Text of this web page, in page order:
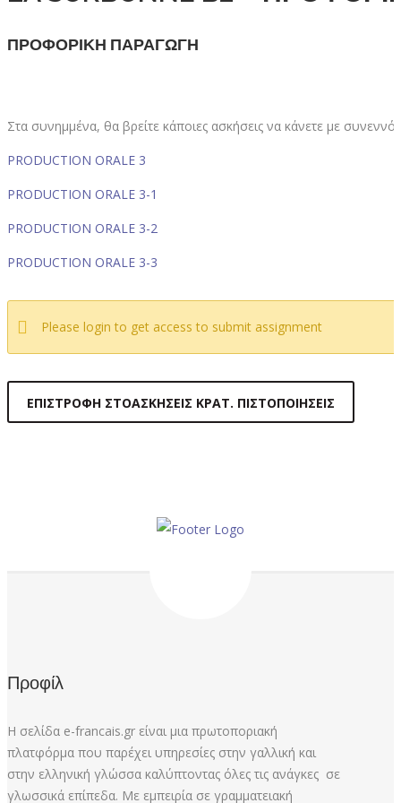
ΠΡΟΦΟΡΙΚΗ ΠΑΡΑΓΩΓΗ
Στα συνημμένα, θα βρείτε κάποιες ασκήσεις να κάνετε με
PRODUCTION ORALE 3
PRODUCTION ORALE 3-1
PRODUCTION ORALE 3-2
PRODUCTION ORALE 3-3
Please login to get access to submit assignment
ΕΠΙΣΤΡΟΦΉ ΣΤΟΑΣΚΉΣΕΙΣ ΚΡΑΤ. ΠΙΣΤΟΠΟΙΉΣΕΙΣ
Προφίλ
Η σελίδα e-francais.gr είναι μια πρωτοποριακή
πλατφόρμα που παρέχει υπηρεσίες στην γαλλική και
στην ελληνική γλώσσα καλύπτοντας όλες τις ανάγκες σε
γλωσσικά επίπεδα. Με εμπειρία σε γραμματειακή